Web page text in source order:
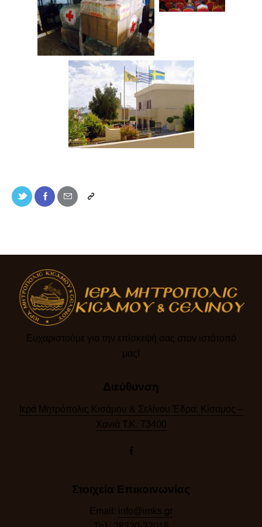
Ευχαριστούμε για την επίσκεψή σας στον ιστότοπό
μας!​
Διεύθυνση
Ιερά Μητρόπολις Κισάμου & Σελίνου Έδρα: Κίσαμος –
Χανιά Τ.Κ. 73400
Στοιχεία Επικοινωνίας
Email: info@imks.gr